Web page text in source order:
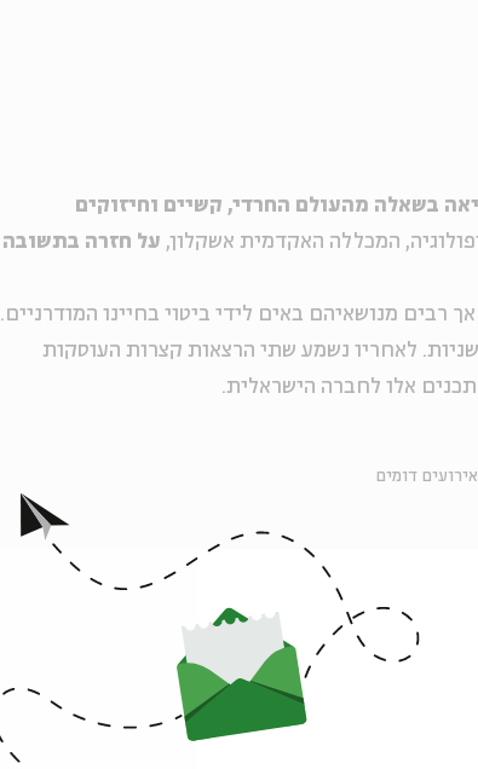
בשאלה מהעולם החרדי, קשיים וחיזוקים
המכללה האקדמית אשקלון, על חזרה בתשובה
רבים מנושאיהם באים לידי ביטוי בחיינו המודרניים.
לאחריו נשמע שתי הרצאות קצרות העוסקות
אלו לחברה הישראלית.
דומים
אירועים נוספים בסדרה